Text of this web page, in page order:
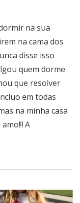
na sua
na cama dos
disse isso
quem dorme
que resolver
em todas
na minha casa
A